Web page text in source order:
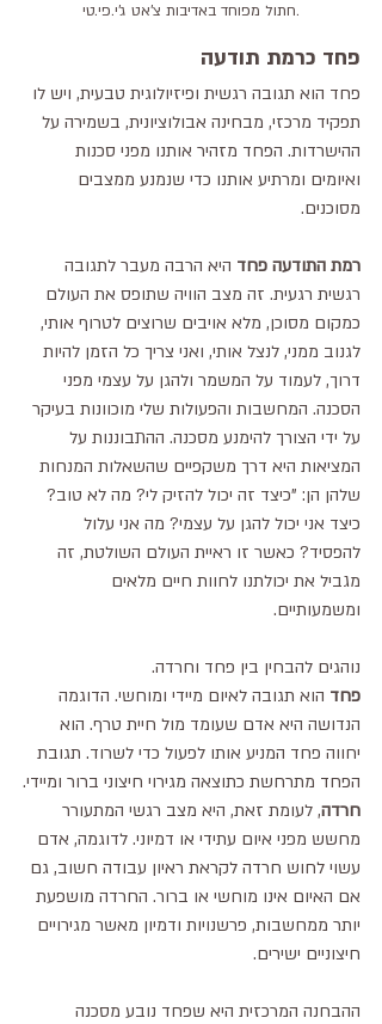
חתול מפוחד באדיבות צ'אט ג'י.פי.טי.
פחד כרמת תודעה
פחד הוא תגובה רגשית ופיזיולוגית טבעית, ויש לו
תפקיד מרכזי, מבחינה אבולוציונית, בשמירה על
ההישרדות. הפחד מזהיר אותנו מפני סכנות
ואיומים ומרתיע אותנו כדי שנמנע ממצבים
מסוכנים.
רמת התודעה פחד היא הרבה מעבר לתגובה
רגשית רגעית. זה מצב הוויה שתופס את העולם
כמקום מסוכן, מלא אויבים שרוצים לטרוף אותי,
לגנוב ממני, לנצל אותי, ואני צריך כל הזמן להיות
דרוך, לעמוד על המשמר ולהגן על עצמי מפני
הסכנה. המחשבות והפעולות שלי מוכוונות בעיקר
על ידי הצורך להימנע מסכנה. ההתבוננות על
המציאות היא דרך משקפיים שהשאלות המנחות
שלהן הן: "כיצד זה יכול להזיק לי? מה לא טוב?
כיצד אני יכול להגן על עצמי? מה אני עלול
להפסיד? כאשר זו ראיית העולם השולטת, זה
מגביל את יכולתנו לחוות חיים מלאים
ומשמעותיים.
נוהגים להבחין בין פחד וחרדה.
פחד הוא תגובה לאיום מיידי ומוחשי. הדוגמה
הנדושה היא אדם שעומד מול חיית טרף. הוא
יחווה פחד המניע אותו לפעול כדי לשרוד. תגובת
הפחד מתרחשת כתוצאה מגירוי חיצוני ברור ומיידי.
חרדה, לעומת זאת, היא מצב רגשי המתעורר
מחשש מפני איום עתידי או דמיוני. לדוגמה, אדם
עשוי לחוש חרדה לקראת ראיון עבודה חשוב, גם
אם האיום אינו מוחשי או ברור. החרדה מושפעת
יותר ממחשבות, פרשנויות ודמיון מאשר מגירויים
חיצוניים ישירים.
ההבחנה המרכזית היא שפחד נובע מסכנה